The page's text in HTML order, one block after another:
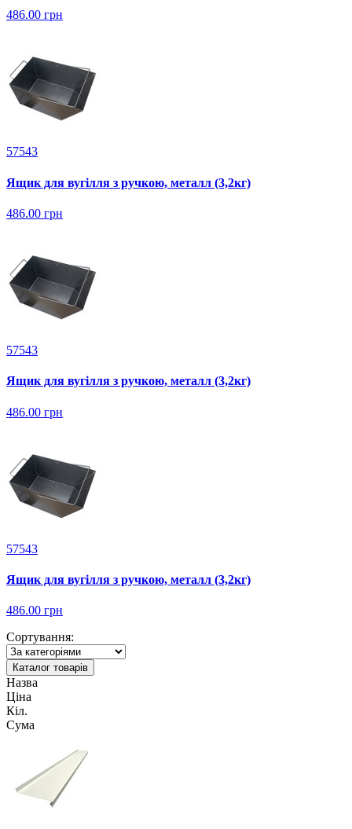
486.00 грн
57543
Ящик для вугілля з ручкою, металл (3,2кг)
486.00 грн
57543
Ящик для вугілля з ручкою, металл (3,2кг)
486.00 грн
57543
Ящик для вугілля з ручкою, металл (3,2кг)
486.00 грн
Сортування:
Каталог товарів
Назва
Ціна
Кіл.
Сума